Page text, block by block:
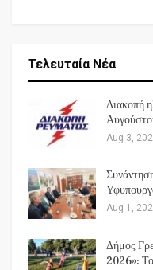
Τελευταία Νέα
Διακοπή
Aug 3,
Aug 1,
Δήμος
2026»: